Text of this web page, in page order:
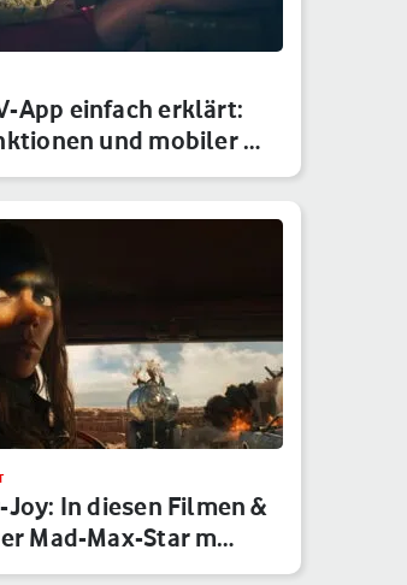
App einfach erklärt:
und mobiler …
In diesen Filmen &
Mad-Max-Star m…